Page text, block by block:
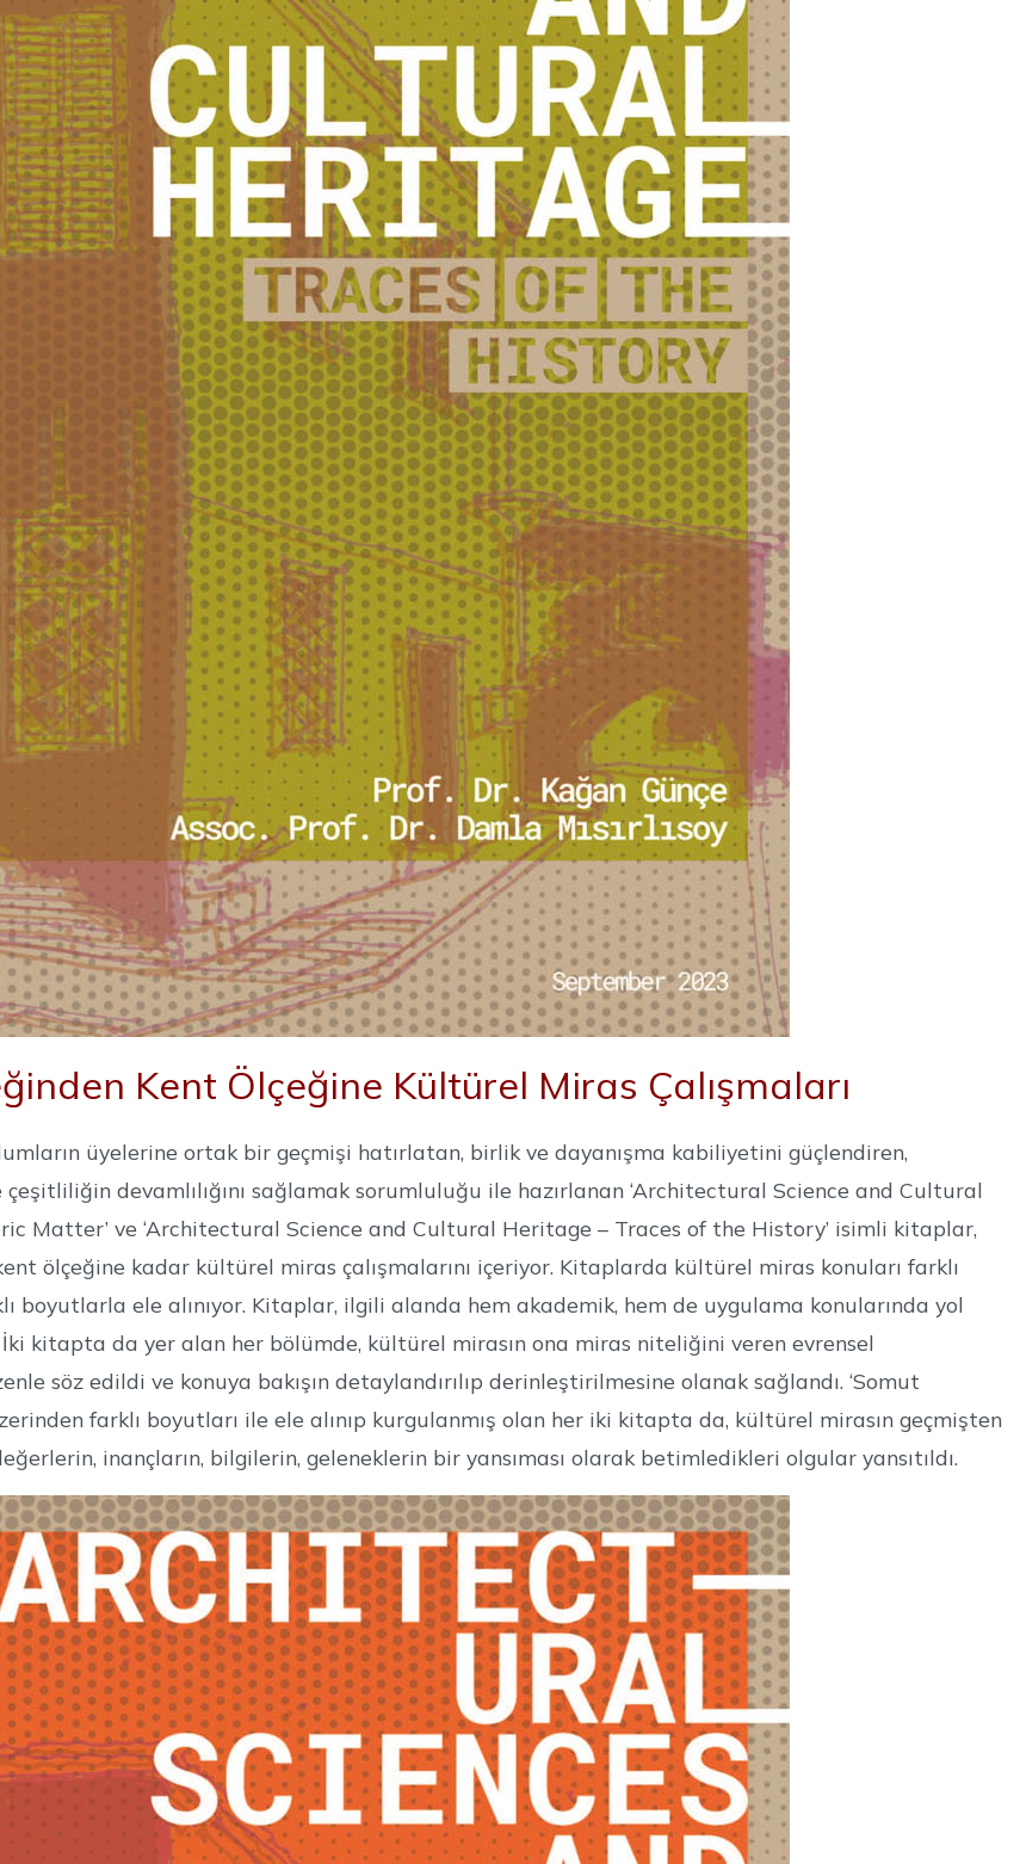
Kent Ölçeğine Kültürel Miras Çalışmaları
üyelerine ortak bir geçmişi hatırlatan, birlik ve dayanışma kabiliyetini güçlendiren,
devamlılığını sağlamak sorumluluğu ile hazırlanan ‘Architectural Science and Cultural
Matter’ ve ‘Architectural Science and Cultural Heritage – Traces of the History’ isimli kitaplar,
ölçeğine kadar kültürel miras çalışmalarını içeriyor. Kitaplarda kültürel miras konuları farklı
boyutlarla ele alınıyor. Kitaplar, ilgili alanda hem akademik, hem de uygulama konularında yol
kitapta da yer alan her bölümde, kültürel mirasın ona miras niteliğini veren evrensel
söz edildi ve konuya bakışın detaylandırılıp derinleştirilmesine olanak sağlandı. ‘Somut
farklı boyutları ile ele alınıp kurgulanmış olan her iki kitapta da, kültürel mirasın geçmişten
inançların, bilgilerin, geleneklerin bir yansıması olarak betimledikleri olgular yansıtıldı.